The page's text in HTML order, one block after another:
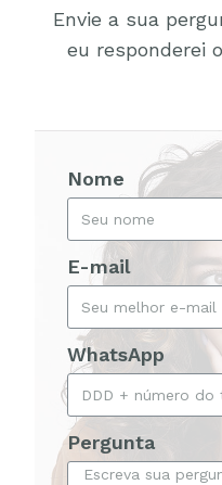
Envie a sua
eu responderei
Nome
E-mail
WhatsApp
Pergunta